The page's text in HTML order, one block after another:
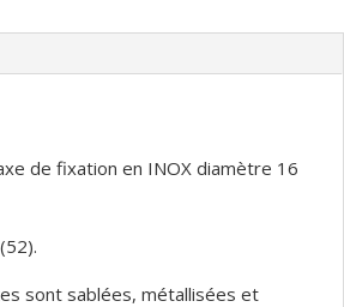
de fixation en INOX diamètre 16
sont sablées, métallisées et